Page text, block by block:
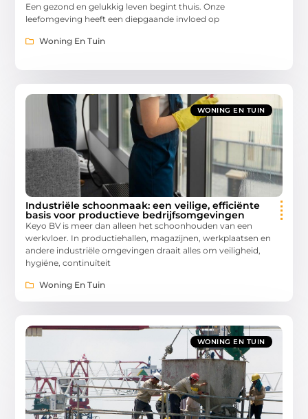
Een gezond en gelukkig leven begint thuis. Onze
leefomgeving heeft een diepgaande invloed op
Woning En Tuin
WONING EN TUIN
Industriële schoonmaak: een veilige, efficiënte
basis voor productieve bedrijfsomgevingen
Keyo BV is meer dan alleen het schoonhouden van een
werkvloer. In productiehallen, magazijnen, werkplaatsen en
andere industriële omgevingen draait alles om veiligheid,
hygiëne, continuïteit
Woning En Tuin
WONING EN TUIN